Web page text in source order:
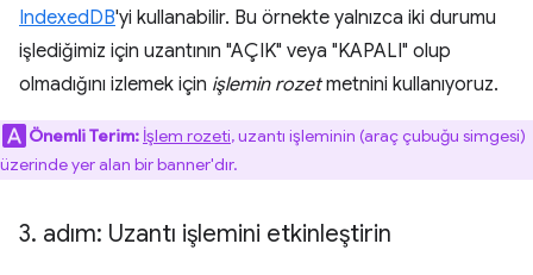
IndexedDB'yi kullanabilir. Bu örnekte yalnızca iki durumu
işlediğimiz için uzantının "AÇIK" veya "KAPALI" olup
olmadığını izlemek için işlemin rozetmetnini kullanıyoruz.
Önemli Terim: İşlem rozeti, uzantı işleminin (araç çubuğu simgesi)
üzerinde yer alan bir banner'dır.
3. adım: Uzantı işlemini etkinleştirin